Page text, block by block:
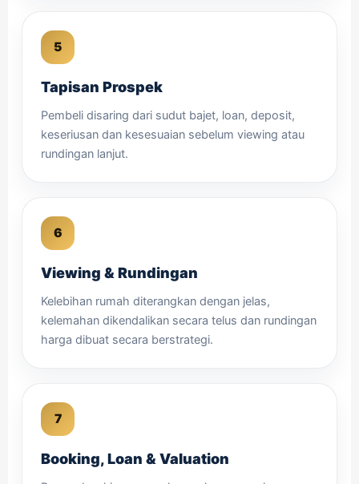
Tapisan Prospek
Pembeli disaring dari sudut bajet, loan, deposit,
keseriusan dan kesesuaian sebelum viewing atau
rundingan lanjut.
Viewing & Rundingan
Kelebihan rumah diterangkan dengan jelas,
kelemahan dikendalikan secara telus dan rundingan
harga dibuat secara berstrategi.
Booking, Loan & Valuation